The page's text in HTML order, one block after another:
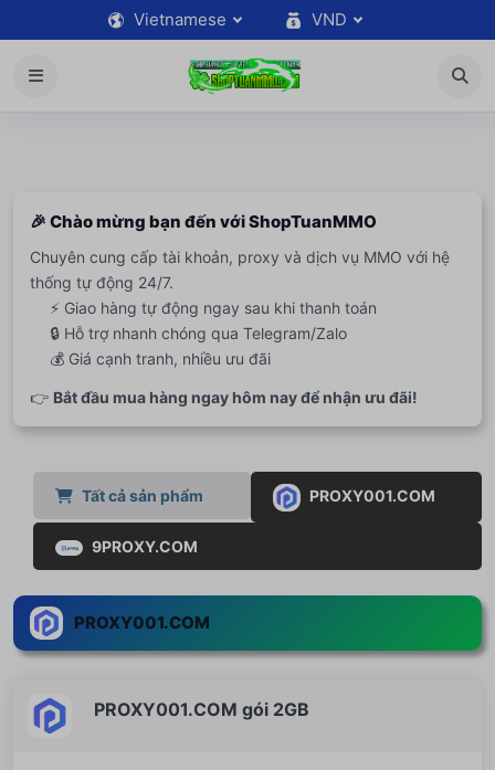
Vietnamese VND
🎉 Chào mừng bạn đến với ShopTuanMMO
Chuyên cung cấp tài khoản, proxy và dịch vụ MMO với hệ
thống tự động 24/7.
⚡ Giao hàng tự động ngay sau khi thanh toán
🔒 Hỗ trợ nhanh chóng qua Telegram/Zalo
💰 Giá cạnh tranh, nhiều ưu đãi
👉 Bắt đầu mua hàng ngay hôm nay để nhận ưu đãi!
Tất cả sản phẩm PROXY001.COM
9PROXY.COM
PROXY001.COM
PROXY001.COM gói 2GB